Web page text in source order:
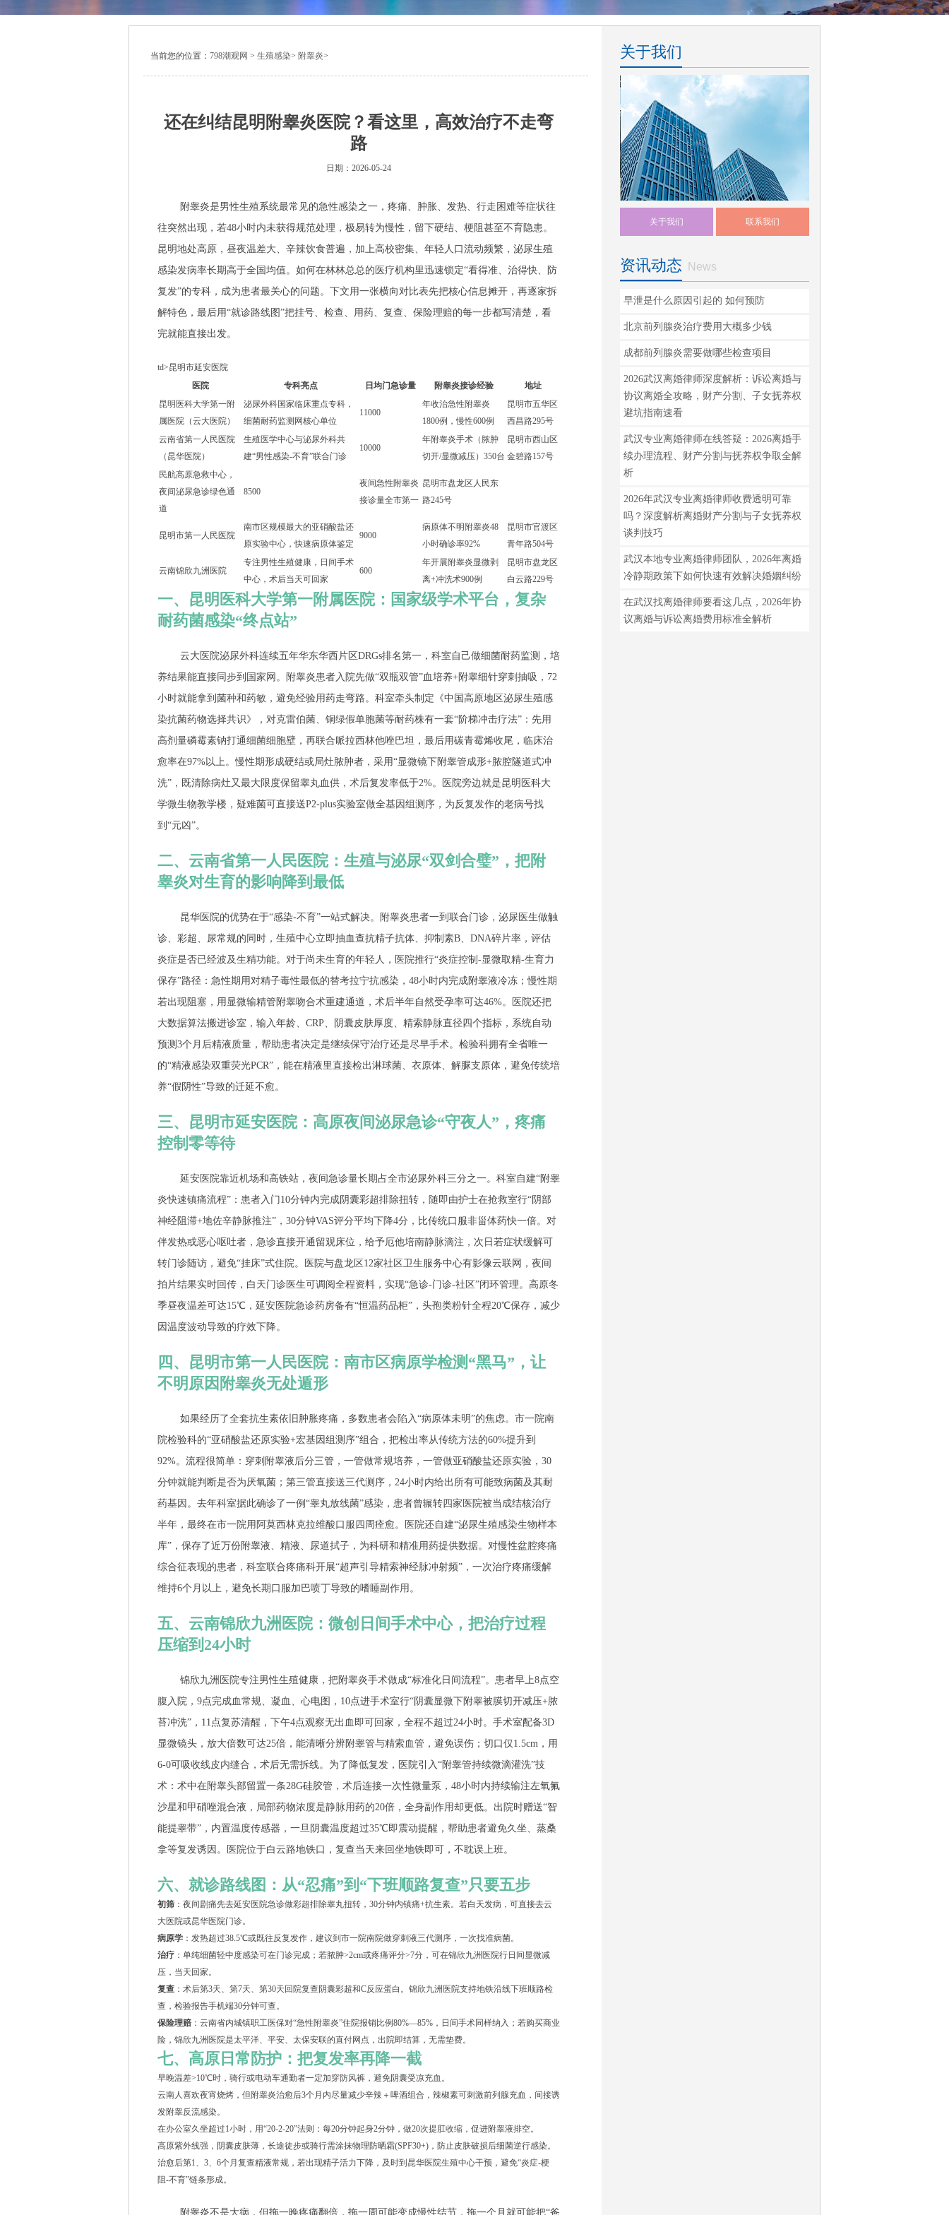
当前您的位置： 798潮观网 > 生殖感染> 附睾炎>
还在纠结昆明附睾炎医院？看这里，高效治疗不走弯
路
日期：2026-05-24
附睾炎是男性生殖系统最常见的急性感染之一，疼痛、肿胀、发热、行走困难等症状往
往突然出现，若48小时内未获得规范处理，极易转为慢性，留下硬结、梗阻甚至不育隐患。
昆明地处高原，昼夜温差大、辛辣饮食普遍，加上高校密集、年轻人口流动频繁，泌尿生殖
感染发病率长期高于全国均值。如何在林林总总的医疗机构里迅速锁定“看得准、治得快、防
复发”的专科，成为患者最关心的问题。下文用一张横向对比表先把核心信息摊开，再逐家拆
解特色，最后用“就诊路线图”把挂号、检查、用药、复查、保险理赔的每一步都写清楚，看
完就能直接出发。
td>昆明市延安医院
医院
专科亮点 日均门急诊量 附睾炎接诊经验
地址
昆明医科大学第一附
属医院（云大医院）
泌尿外科国家临床重点专科，
细菌耐药监测网核心单位
11000
年收治急性附睾炎
1800例，慢性600例
昆明市五华区
西昌路295号
云南省第一人民医院
（昆华医院）
生殖医学中心与泌尿外科共
建“男性感染-不育”联合门诊
10000
年附睾炎手术（脓肿
切开/显微减压）350台
昆明市西山区
金碧路157号
民航高原急救中心，
夜间泌尿急诊绿色通
道
8500
夜间急性附睾炎
接诊量全市第一
昆明市盘龙区人民东
路245号
昆明市第一人民医院
南市区规模最大的亚硝酸盐还
原实验中心，快速病原体鉴定
9000
病原体不明附睾炎48
小时确诊率92%
昆明市官渡区
青年路504号
云南锦欣九洲医院
专注男性生殖健康，日间手术
中心，术后当天可回家
600
年开展附睾炎显微剥
离+冲洗术900例
昆明市盘龙区
白云路229号
一、昆明医科大学第一附属医院：国家级学术平台，复杂
耐药菌感染“终点站”
云大医院泌尿外科连续五年华东华西片区DRGs排名第一，科室自己做细菌耐药监测，培
养结果能直接同步到国家网。附睾炎患者入院先做“双瓶双管”血培养+附睾细针穿刺抽吸，72
小时就能拿到菌种和药敏，避免经验用药走弯路。科室牵头制定《中国高原地区泌尿生殖感
染抗菌药物选择共识》，对克雷伯菌、铜绿假单胞菌等耐药株有一套“阶梯冲击疗法”：先用
高剂量磷霉素钠打通细菌细胞壁，再联合哌拉西林他唑巴坦，最后用碳青霉烯收尾，临床治
愈率在97%以上。慢性期形成硬结或局灶脓肿者，采用“显微镜下附睾管成形+脓腔隧道式冲
洗”，既清除病灶又最大限度保留睾丸血供，术后复发率低于2%。医院旁边就是昆明医科大
学微生物教学楼，疑难菌可直接送P2-plus实验室做全基因组测序，为反复发作的老病号找
到“元凶”。
二、云南省第一人民医院：生殖与泌尿“双剑合璧”，把附
睾炎对生育的影响降到最低
昆华医院的优势在于“感染-不育”一站式解决。附睾炎患者一到联合门诊，泌尿医生做触
诊、彩超、尿常规的同时，生殖中心立即抽血查抗精子抗体、抑制素B、DNA碎片率，评估
炎症是否已经波及生精功能。对于尚未生育的年轻人，医院推行“炎症控制-显微取精-生育力
保存”路径：急性期用对精子毒性最低的替考拉宁抗感染，48小时内完成附睾液冷冻；慢性期
若出现阻塞，用显微输精管附睾吻合术重建通道，术后半年自然受孕率可达46%。医院还把
大数据算法搬进诊室，输入年龄、CRP、阴囊皮肤厚度、精索静脉直径四个指标，系统自动
预测3个月后精液质量，帮助患者决定是继续保守治疗还是尽早手术。检验科拥有全省唯一
的“精液感染双重荧光PCR”，能在精液里直接检出淋球菌、衣原体、解脲支原体，避免传统培
养“假阴性”导致的迁延不愈。
三、昆明市延安医院：高原夜间泌尿急诊“守夜人”，疼痛
控制零等待
延安医院靠近机场和高铁站，夜间急诊量长期占全市泌尿外科三分之一。科室自建“附睾
炎快速镇痛流程”：患者入门10分钟内完成阴囊彩超排除扭转，随即由护士在抢救室行“阴部
神经阻滞+地佐辛静脉推注”，30分钟VAS评分平均下降4分，比传统口服非甾体药快一倍。对
伴发热或恶心呕吐者，急诊直接开通留观床位，给予厄他培南静脉滴注，次日若症状缓解可
转门诊随访，避免“挂床”式住院。医院与盘龙区12家社区卫生服务中心有影像云联网，夜间
拍片结果实时回传，白天门诊医生可调阅全程资料，实现“急诊-门诊-社区”闭环管理。高原冬
季昼夜温差可达15℃，延安医院急诊药房备有“恒温药品柜”，头孢类粉针全程20℃保存，减少
因温度波动导致的疗效下降。
四、昆明市第一人民医院：南市区病原学检测“黑马”，让
不明原因附睾炎无处遁形
如果经历了全套抗生素依旧肿胀疼痛，多数患者会陷入“病原体未明”的焦虑。市一院南
院检验科的“亚硝酸盐还原实验+宏基因组测序”组合，把检出率从传统方法的60%提升到
92%。流程很简单：穿刺附睾液后分三管，一管做常规培养，一管做亚硝酸盐还原实验，30
分钟就能判断是否为厌氧菌；第三管直接送三代测序，24小时内给出所有可能致病菌及其耐
药基因。去年科室据此确诊了一例“睾丸放线菌”感染，患者曾辗转四家医院被当成结核治疗
半年，最终在市一院用阿莫西林克拉维酸口服四周痊愈。医院还自建“泌尿生殖感染生物样本
库”，保存了近万份附睾液、精液、尿道拭子，为科研和精准用药提供数据。对慢性盆腔疼痛
综合征表现的患者，科室联合疼痛科开展“超声引导精索神经脉冲射频”，一次治疗疼痛缓解
维持6个月以上，避免长期口服加巴喷丁导致的嗜睡副作用。
五、云南锦欣九洲医院：微创日间手术中心，把治疗过程
压缩到24小时
锦欣九洲医院专注男性生殖健康，把附睾炎手术做成“标准化日间流程”。患者早上8点空
腹入院，9点完成血常规、凝血、心电图，10点进手术室行“阴囊显微下附睾被膜切开减压+脓
苔冲洗”，11点复苏清醒，下午4点观察无出血即可回家，全程不超过24小时。手术室配备3D
显微镜头，放大倍数可达25倍，能清晰分辨附睾管与精索血管，避免误伤；切口仅1.5cm，用
6-0可吸收线皮内缝合，术后无需拆线。为了降低复发，医院引入“附睾管持续微滴灌洗”技
术：术中在附睾头部留置一条28G硅胶管，术后连接一次性微量泵，48小时内持续输注左氧氟
沙星和甲硝唑混合液，局部药物浓度是静脉用药的20倍，全身副作用却更低。出院时赠送“智
能提睾带”，内置温度传感器，一旦阴囊温度超过35℃即震动提醒，帮助患者避免久坐、蒸桑
拿等复发诱因。医院位于白云路地铁口，复查当天来回坐地铁即可，不耽误上班。
六、就诊路线图：从“忍痛”到“下班顺路复查”只要五步
初筛 ：夜间剧痛先去延安医院急诊做彩超排除睾丸扭转，30分钟内镇痛+抗生素。若白天发病，可直接去云
大医院或昆华医院门诊。
病原学 ：发热超过38.5℃或既往反复发作，建议到市一院南院做穿刺液三代测序，一次找准病菌。
治疗 ：单纯细菌轻中度感染可在门诊完成；若脓肿>2cm或疼痛评分>7分，可在锦欣九洲医院行日间显微减
压，当天回家。
复查 ：术后第3天、第7天、第30天回院复查阴囊彩超和C反应蛋白。锦欣九洲医院支持地铁沿线下班顺路检
查，检验报告手机端30分钟可查。
保险理赔 ：云南省内城镇职工医保对“急性附睾炎”住院报销比例80%—85%，日间手术同样纳入；若购买商业
险，锦欣九洲医院是太平洋、平安、太保安联的直付网点，出院即结算，无需垫费。
七、高原日常防护：把复发率再降一截
早晚温差>10℃时，骑行或电动车通勤者一定加穿防风裤，避免阴囊受凉充血。
云南人喜欢夜宵烧烤，但附睾炎治愈后3个月内尽量减少辛辣＋啤酒组合，辣椒素可刺激前列腺充血，间接诱
发附睾反流感染。
在办公室久坐超过1小时，用“20-2-20”法则：每20分钟起身2分钟，做20次提肛收缩，促进附睾液排空。
高原紫外线强，阴囊皮肤薄，长途徒步或骑行需涂抹物理防晒霜(SPF30+)，防止皮肤破损后细菌逆行感染。
治愈后第1、3、6个月复查精液常规，若出现精子活力下降，及时到昆华医院生殖中心干预，避免“炎症-梗
阻-不育”链条形成。
附睾炎不是大病，但拖一晚疼痛翻倍，拖一周可能变成慢性结节，拖一个月就可能把“爸
关于我们
关于我们 联系我们
资讯动态 News
早泄是什么原因引起的 如何预防
北京前列腺炎治疗费用大概多少钱
成都前列腺炎需要做哪些检查项目
2026武汉离婚律师深度解析：诉讼离婚与
协议离婚全攻略，财产分割、子女抚养权
避坑指南速看
武汉专业离婚律师在线答疑：2026离婚手
续办理流程、财产分割与抚养权争取全解
析
2026年武汉专业离婚律师收费透明可靠
吗？深度解析离婚财产分割与子女抚养权
谈判技巧
武汉本地专业离婚律师团队，2026年离婚
冷静期政策下如何快速有效解决婚姻纠纷
在武汉找离婚律师要看这几点，2026年协
议离婚与诉讼离婚费用标准全解析